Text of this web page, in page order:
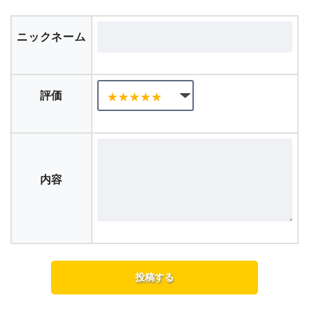
ニックネーム
評価
内容